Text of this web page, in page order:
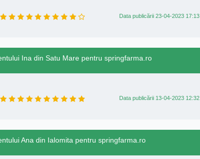
Data publicării 23-04-2023 17:13
Ina din Satu Mare pentru springfarma.ro
Data publicării 13-04-2023 12:32
Ana din Ialomita pentru springfarma.ro